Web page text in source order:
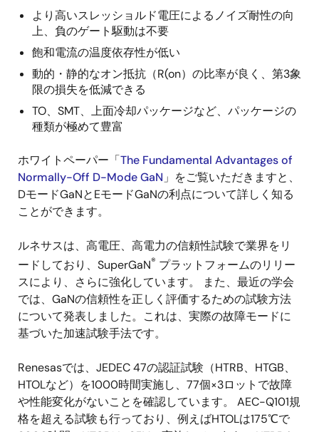
より高いスレッショルド電圧によるノイズ耐性の向
上、負のゲート駆動は不要
飽和電流の温度依存性が低い
動的・静的なオン抵抗（R(on）の比率が良く、第3象
限の損失を低減できる
TO、SMT、上面冷却パッケージなど、パッケージの
種類が極めて豊富
ホワイトペーパー「The Fundamental Advantages of
Normally-Off D-Mode GaN 」をご覧いただきますと、
DモードGaNとEモードGaNの利点について詳しく知る
ことができます。
ルネサスは、高電圧、高電力の信頼性試験で業界をリ
ードしており、SuperGaN® プラットフォームのリリー
スにより、さらに強化しています。 また、最近の学会
では、GaNの信頼性を正しく評価するための試験方法
について発表しました。これは、実際の故障モードに
基づいた加速試験手法です。
Renesasでは、JEDEC 47の認証試験（HTRB、HTGB、
HTOLなど）を1000時間実施し、77個×3ロットで故障
や性能変化がないことを確認しています。 AEC-Q101規
格を超える試験も行っており、例えばHTOLは175℃で